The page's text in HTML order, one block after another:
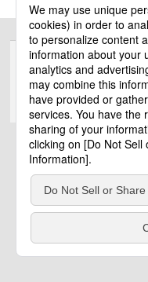
サイトのご利用にあたって
電気・
©